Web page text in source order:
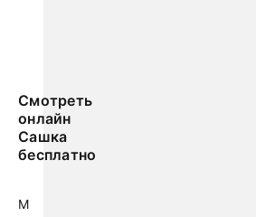
Смотреть
онлайн
Сашка
бесплатно
М